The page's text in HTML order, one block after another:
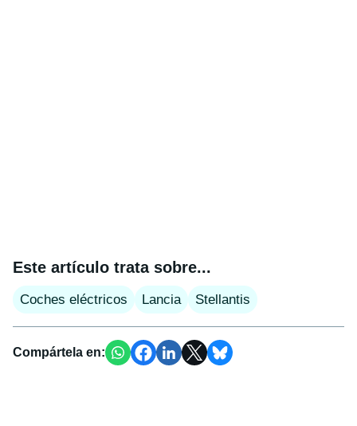
Este artículo trata sobre...
Coches eléctricos Lancia Stellantis
Compártela en: